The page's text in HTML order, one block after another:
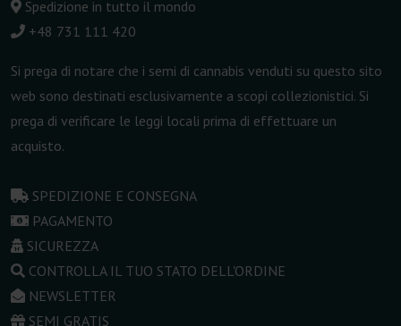
Spedizione in tutto il mondo
+48 731 111 420
Si prega di notare che i semi di cannabis venduti su questo sito
web sono destinati esclusivamente a scopi collezionistici. Si
prega di verificare le leggi locali prima di effettuare un
acquisto.
SPEDIZIONE E CONSEGNA
PAGAMENTO
SICUREZZA
CONTROLLA IL TUO STATO DELL'ORDINE
NEWSLETTER
SEMI GRATIS